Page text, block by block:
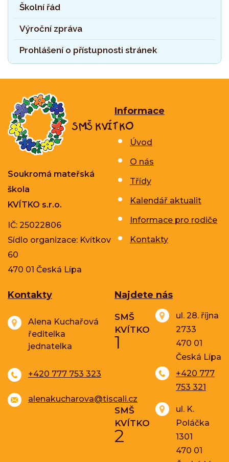
Školní řád
Výroční zpráva
Prohlášení o přístupnosti stránek
Soukromá mateřská
škola
KVÍTKO s.r.o.
IČ: 25022806
Sídlo organizace: Kvítkov
60
470 01 Česká Lípa
Informace
Úvod
O nás
Třídy
Kalendář aktualit
Informace pro rodiče
Kontakty
Kontakty
Alena Kuchařová
ředitelka
jednatelka
+420 777 753 323
alenakucharova@tiscali.cz
Najdete nás
SMŠ
KVÍTKO
1
ul. 28. října
2733
470 01
Česká Lípa
+420 777
753 321
SMŠ
KVÍTKO
2
ul. K.
Poláčka
1301
470 01